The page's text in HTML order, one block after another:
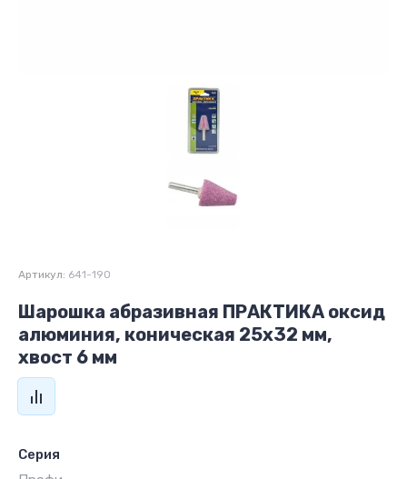
Артикул: 641-190
Шарошка абразивная ПРАКТИКА оксид
алюминия, коническая 25х32 мм,
хвост 6 мм
Серия